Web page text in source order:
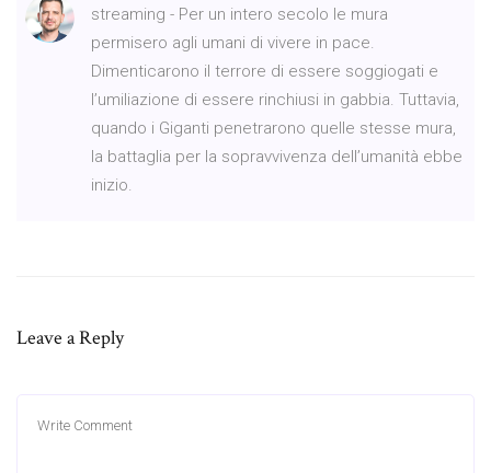
streaming - Per un intero secolo le mura
permisero agli umani di vivere in pace.
Dimenticarono il terrore di essere soggiogati e
l’umiliazione di essere rinchiusi in gabbia. Tuttavia,
quando i Giganti penetrarono quelle stesse mura,
la battaglia per la sopravvivenza dell’umanità ebbe
inizio.
Leave a Reply